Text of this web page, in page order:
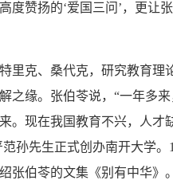
赞扬的‘爱国三问’，更让
克、桑代克，研究教育理论
缘。张伯苓说，“一年多来
。现在我国教育不兴，人才
孙先生正式创办南开大学。
张伯苓的文集《别有中华》